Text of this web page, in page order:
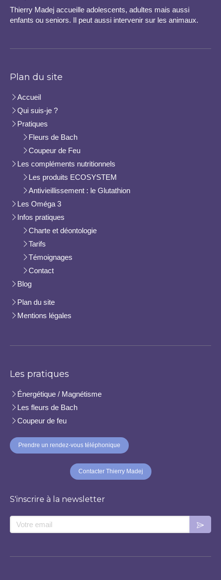
Thierry Madej accueille adolescents, adultes mais aussi
enfants ou seniors. Il peut aussi intervenir sur les animaux.
Plan du site
Accueil
Qui suis-je ?
Pratiques
Fleurs de Bach
Coupeur de Feu
Les compléments nutritionnels
Les produits ECOSYSTEM
Antivieillissement : le Glutathion
Les Oméga 3
Infos pratiques
Charte et déontologie
Tarifs
Témoignages
Contact
Blog
Plan du site
Mentions légales
Les pratiques
Énergétique / Magnétisme
Les fleurs de Bach
Coupeur de feu
Prendre un rendez-vous téléphonique
Contacter Thierry Madej
S'inscrire à la newsletter
Votre email